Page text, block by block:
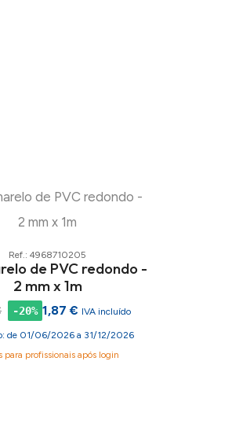
Ref.: 4968710205
de PVC redondo -
2 mm x 1m
-20% 1,87 € IVA incluído
de 01/06/2026 a 31/12/2026
para profissionais após login